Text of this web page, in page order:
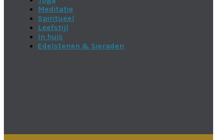
Meditatie
Spiritueel
Leefstijl
In huis
Edelstenen & Sieraden